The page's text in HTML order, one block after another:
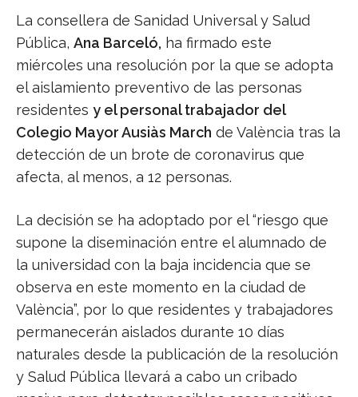
La consellera de Sanidad Universal y Salud
Pública, Ana Barceló, ha firmado este
miércoles una resolución por la que se adopta
el aislamiento preventivo de las personas
residentes y el personal trabajador del
Colegio Mayor Ausiàs March de València tras la
detección de un brote de coronavirus que
afecta, al menos, a 12 personas.
La decisión se ha adoptado por el “riesgo que
supone la diseminación entre el alumnado de
la universidad con la baja incidencia que se
observa en este momento en la ciudad de
València”, por lo que residentes y trabajadores
permanecerán aislados durante 10 días
naturales desde la publicación de la resolución
y Salud Pública llevará a cabo un cribado